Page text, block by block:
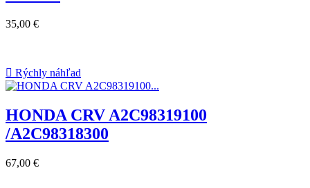
35,00 €
 Rýchly náhľad
HONDA CRV A2C98319100
/A2C98318300
67,00 €